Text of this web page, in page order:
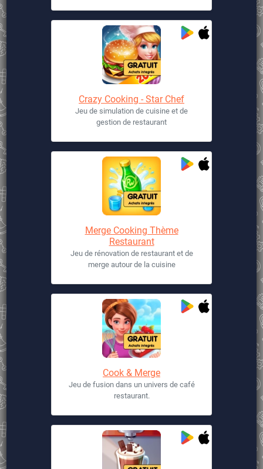
Crazy Cooking - Star Chef
Jeu de simulation de cuisine et de
gestion de restaurant
Merge Cooking Thème
Restaurant
Jeu de rénovation de restaurant et de
merge autour de la cuisine
Cook & Merge
Jeu de fusion dans un univers de café
restaurant.